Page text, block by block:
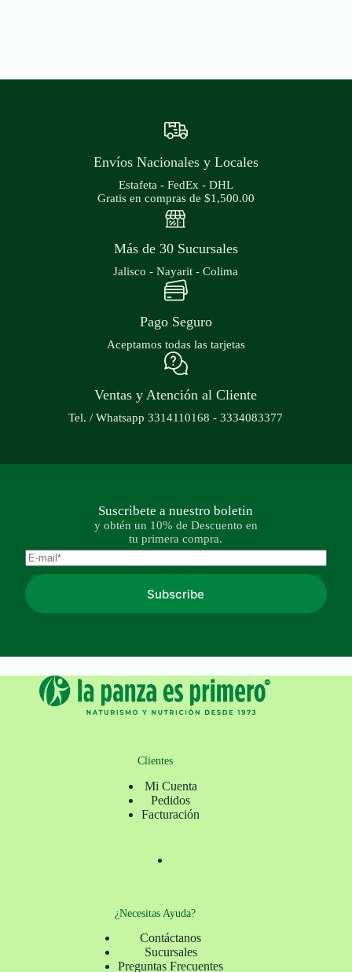
Envíos Nacionales y Locales
Estafeta - FedEx - DHL
Gratis en compras de $1,500.00
Más de 30 Sucursales
Jalisco - Nayarit - Colima
Pago Seguro
Aceptamos todas las tarjetas
Ventas y Atención al Cliente
Tel. / Whatsapp 3314110168 - 3334083377
Suscribete a nuestro boletin
y obtén un 10% de Descuento en
tu primera compra.
Subscribe
Clientes
Mi Cuenta
Pedidos
Facturación
¿Necesitas Ayuda?
Contáctanos
Sucursales
Preguntas Frecuentes